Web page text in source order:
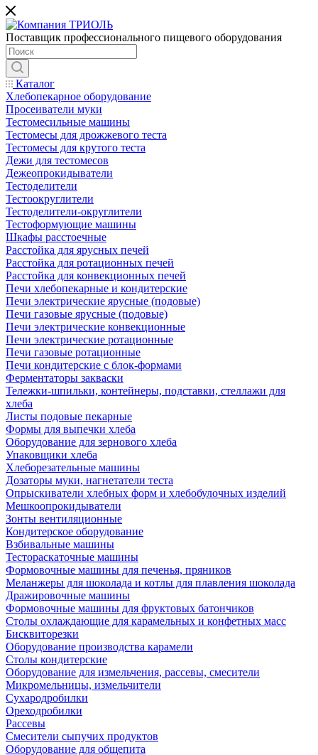
Поставщик профессионального пищевого оборудования
Каталог
Хлебопекарное оборудование
Просеиватели муки
Тестомесильные машины
Тестомесы для дрожжевого теста
Тестомесы для крутого теста
Дежи для тестомесов
Дежеопрокидыватели
Тестоделители
Тестоокруглители
Тестоделители-округлители
Тестоформующие машины
Шкафы расстоечные
Расстойка для ярусных печей
Расстойка для ротационных печей
Расстойка для конвекционных печей
Печи хлебопекарные и кондитерские
Печи электрические ярусные (подовые)
Печи газовые ярусные (подовые)
Печи электрические конвекционные
Печи электрические ротационные
Печи газовые ротационные
Печи кондитерские с блок-формами
Ферментаторы закваски
Тележки-шпильки, контейнеры, подставки, стеллажи для
хлеба
Листы подовые пекарные
Формы для выпечки хлеба
Оборудование для зернового хлеба
Упаковщики хлеба
Хлеборезательные машины
Дозаторы муки, нагнетатели теста
Опрыскиватели хлебных форм и хлебобулочных изделий
Мешкоопрокидыватели
Зонты вентиляционные
Кондитерское оборудование
Взбивальные машины
Тестораскаточные машины
Формовочные машины для печенья, пряников
Меланжеры для шоколада и котлы для плавления шоколада
Дражировочные машины
Формовочные машины для фруктовых батончиков
Столы охлаждающие для карамельных и конфетных масс
Бисквиторезки
Оборудование производства карамели
Столы кондитерские
Оборудование для измельчения, рассевы, смесители
Микромельницы, измельчители
Сухародробилки
Ореходробилки
Рассевы
Смесители сыпучих продуктов
Оборудование для общепита